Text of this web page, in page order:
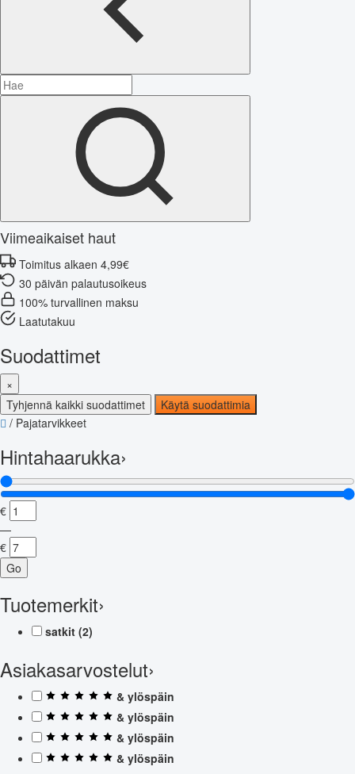
Viimeaikaiset haut
Toimitus alkaen 4,99€
30 päivän palautusoikeus
100% turvallinen maksu
Laatutakuu
Suodattimet
×
Tyhjennä kaikki suodattimet
Käytä suodattimia
/ Pajatarvikkeet
Hintahaarukka›
€
—
€
Go
Tuotemerkit›
satkit (2)
Asiakasarvostelut›
& ylöspäin
& ylöspäin
& ylöspäin
& ylöspäin